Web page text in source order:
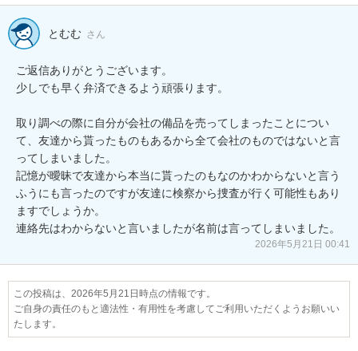
とむむ さん
ご返信ありがとうございます。
少しでも早く弁済できるよう頑張ります。
取り調べの際に自分が会社の備品を売ってしまったことについ
て、友達から貰ったものもあるから全て会社のものではないと言
ってしまいました。
記憶が曖昧で友達から本当に貰ったのもなのかわからないと言う
ふうにも言ったのですが友達に検察から捜査が行く可能性もあり
ますでしょうか。
連絡先はわからないと言いましたが名前は言ってしまいました。
2026年5月21日 00:41
この投稿は、2026年5月21日時点の情報です。
ご自身の責任のもと適法性・有用性を考慮してご利用いただくようお願いい
たします。